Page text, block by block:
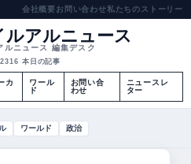
会社概要お問い合わせ私たちのストーリー
アルニュース
ルニュース 編集デスク
16 本日の記事
カ
ワール
ド
お問い合
わせ
ニュースレ
ター
ワールド 政治